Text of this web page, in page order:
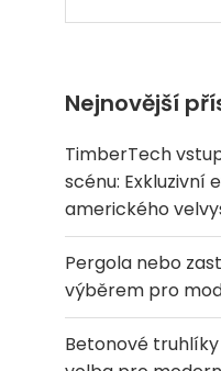
Nejnovější
TimberTech
scénu: Exkluzivní
amerického
Pergola nebo
výběrem pro
Betonové